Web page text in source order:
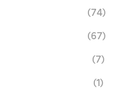
(74)
(67)
(7)
(1)